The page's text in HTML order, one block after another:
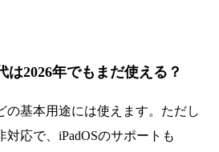
は2026年でもまだ使える？
の基本用途には使えます。ただし
対応で、iPadOSのサポートも